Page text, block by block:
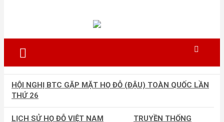
HỘI NGHỊ BTC GẶP MẶT HỌ ĐỖ (ĐẬU) TOÀN QUỐC LẦN
THỨ 26
LỊCH SỬ HỌ ĐỖ VIỆT NAM TRUYỀN THỐNG